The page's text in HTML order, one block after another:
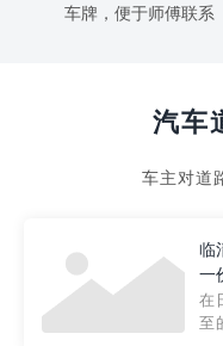
车牌，便于师傅联系
汽车
车主对道
临
一
在
至